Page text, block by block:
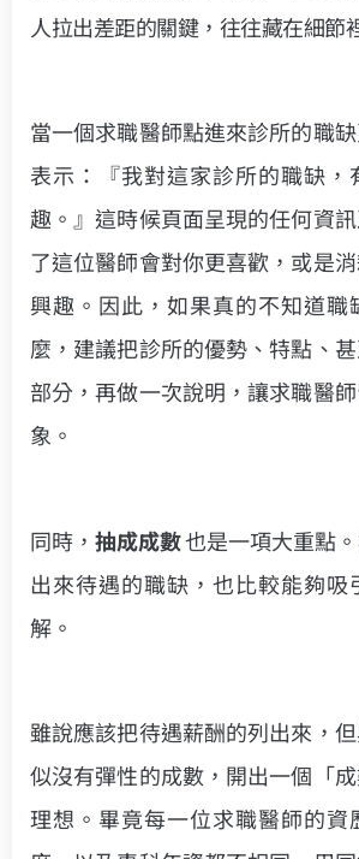
人拉出差距的關鍵，往往藏在細節
當一個求職醫師點進來診所的職
表示：『我對這家診所的職缺，
趣。』這時候頁面呈現的任何資
了這位醫師會對你更喜歡，或是
興趣。因此，如果真的不知道職
麼，建議把診所的優勢、特點、
部分，再做一次說明，讓求職醫
象。
同時， 抽成成數也是一項大重點
出來待遇的職缺，也比較能夠吸
解。
雖說應該把待遇薪酬的列出來，
似沒有彈性的成數，開出一個「
理想。畢竟每一位求職醫師的資